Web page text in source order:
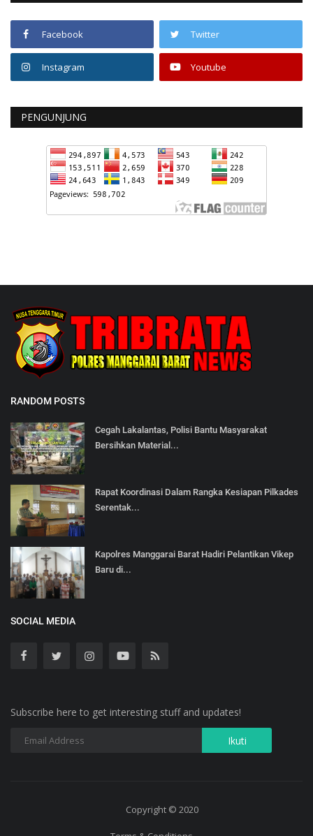
Facebook Twitter
Instagram Youtube
PENGUNJUNG
RANDOM POSTS
Cegah Lakalantas, Polisi Bantu Masyarakat
Bersihkan Material...
Rapat Koordinasi Dalam Rangka Kesiapan Pilkades
Serentak...
Kapolres Manggarai Barat Hadiri Pelantikan Vikep
Baru di...
SOCIAL MEDIA
Subscribe here to get interesting stuff and updates!
Copyright © 2020